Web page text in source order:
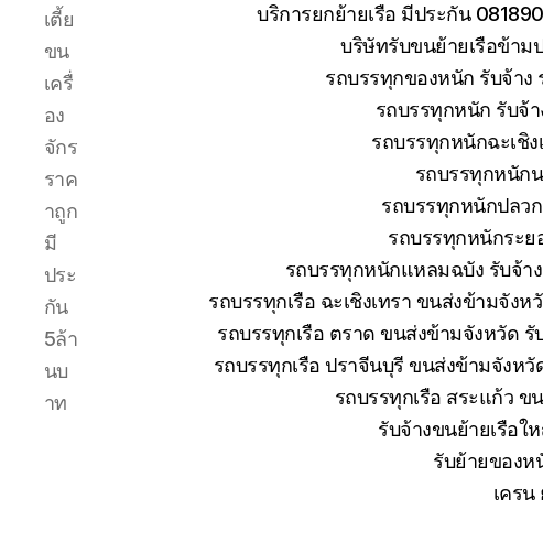
เตี้ย
ขน
เครื่
อง
จักร
ราค
าถูก
มี
ประ
กัน
5ล้า
นบ
าท
บริการยกย้ายเรือ มีประกัน
บริษัทรับขนย้ายเรือข้าม
รถบรรทุกของหนัก รับจ้าง
รถบรรทุกหนัก รับจ้
รถบรรทุกหนักฉะเชิ
รถบรรทุกหนัก
รถบรรทุกหนักปลว
รถบรรทุกหนักระย
รถบรรทุกหนักแหลมฉบัง รับจ้า
รถบรรทุกเรือ ฉะเชิงเทรา ขนส่งข้ามจัง
รถบรรทุกเรือ ตราด ขนส่งข้ามจังหวัด
รถบรรทุกเรือ ปราจีนบุรี ขนส่งข้ามจังห
รถบรรทุกเรือ สระแก้ว
รับจ้างขนย้ายเรือใ
รับย้ายของห
เคร